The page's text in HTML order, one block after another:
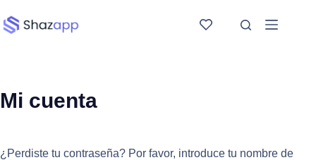
al
Mi cuenta
¿Perdiste tu contraseña? Por favor, introduce tu nombre de